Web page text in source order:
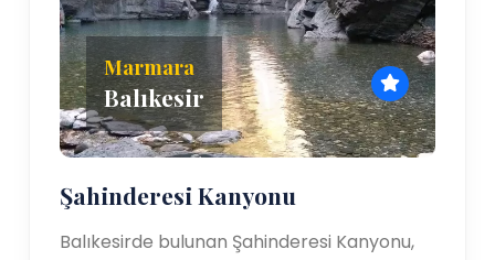
Marmara
Balıkesir
Şahinderesi Kanyonu
Balıkesirde bulunan Şahinderesi Kanyonu,